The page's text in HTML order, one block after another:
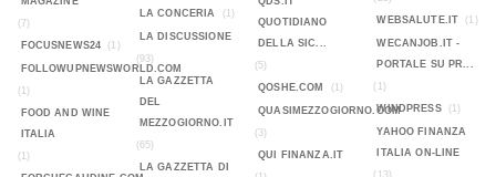
(7)
FOCUSNEWS24
(1)
FOLLOWUPNEWSWORLD.COM
(1)
FOOD AND WINE
ITALIA
(1)
LA CONCERIA
(1)
LA DISCUSSIONE
(93)
LA GAZZETTA
DEL
MEZZOGIORNO.IT
(65)
LA GAZZETTA DI
QUOTIDIANO
DELLA SIC...
(5)
QOSHE.COM
(1)
QUASIMEZZOGIORNO.COM
(3)
QUI FINANZA.IT
WEBSALUTE.IT
(1)
WECANJOB.IT -
PORTALE SU PR...
(1)
WINDPRESS
(1)
YAHOO FINANZA
ITALIA ON-LINE